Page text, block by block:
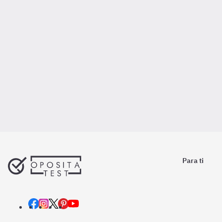
Para ti